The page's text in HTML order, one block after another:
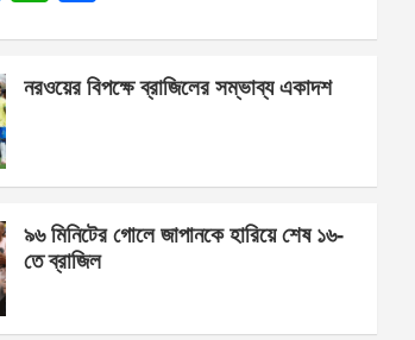
n
g
er
s
e
নরওয়ের বিপক্ষে ব্রাজিলের সম্ভাব্য একাদশ
৯৬ মিনিটের গোলে জাপানকে হারিয়ে শেষ ১৬-
তে ব্রাজিল